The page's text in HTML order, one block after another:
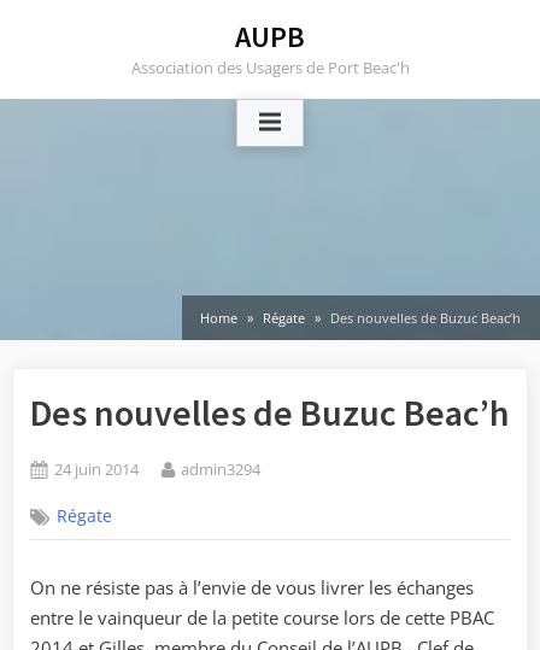
AUPB
Association des Usagers de Port Beac'h
Home Régate Des nouvelles de Buzuc Beac’h
Des nouvelles de Buzuc Beac’h
Posted
24 juin 2014 By
admin3294
Régate
On ne résiste pas à l’envie de vous livrer les échanges
entre le vainqueur de la petite course lors de cette PBAC